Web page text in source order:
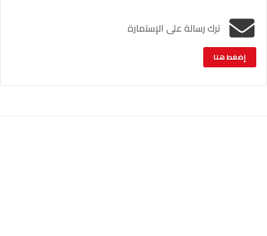
ترك رسالة على الإستمارة
إضغط هنا